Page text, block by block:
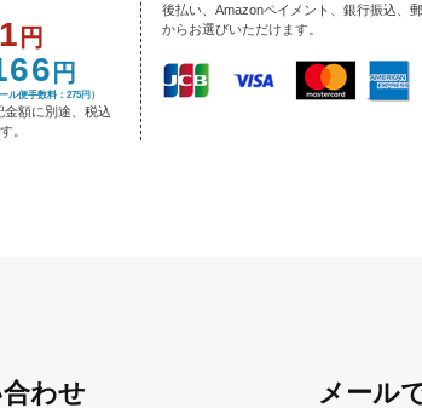
円
円
ル便手数料：275円）
額に別途、税込
。
後払い、Amazonペイメント、銀行振込、
からお選びいただけます。
わせ メール